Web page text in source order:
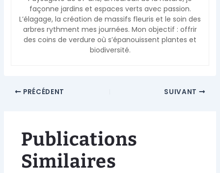
façonne jardins et espaces verts avec passion.
L’élagage, la création de massifs fleuris et le soin des
arbres rythment mes journées. Mon objectif : offrir
des coins de verdure où s’épanouissent plantes et
biodiversité.
PRÉCÉDENT SUIVANT
Publications
Similaires